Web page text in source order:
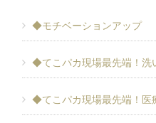
◆モチベーションアップ
◆てこパカ現場最先端！洗
◆てこパカ現場最先端！医